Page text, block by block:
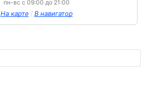
пн-вс с 09:00 до 21:00
На карте / В навигатор